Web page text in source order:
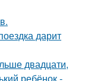
дарит
двадцати,